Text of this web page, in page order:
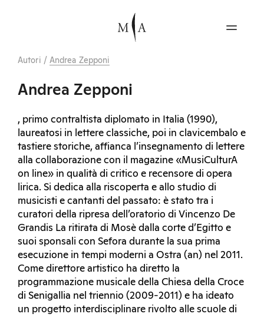
Autori / Andrea Zepponi
Andrea Zepponi
, primo contraltista diplomato in Italia (1990),
laureatosi in lettere classiche, poi in clavicembalo e
tastiere storiche, affianca l’insegnamento di lettere
alla collaborazione con il magazine «MusiCulturA
on line» in qualità di critico e recensore di opera
lirica. Si dedica alla riscoperta e allo studio di
musicisti e cantanti del passato: è stato tra i
curatori della ripresa dell’oratorio di Vincenzo De
Grandis La ritirata di Mosè dalla corte d’Egitto e
suoi sponsali con Sefora durante la sua prima
esecuzione in tempi moderni a Ostra (an) nel 2011.
Come direttore artistico ha diretto la
programmazione musicale della Chiesa della Croce
di Senigallia nel triennio (2009-2011) e ha ideato
un progetto interdisciplinare rivolto alle scuole di